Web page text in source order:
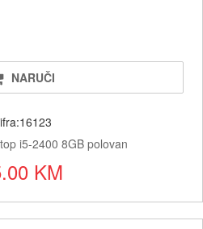
NARUČI
i5-2400 8GB polovan
KM